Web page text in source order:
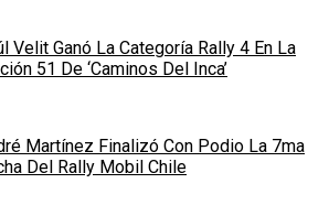
Velit Ganó La Categoría Rally 4 En La
51 De ‘Caminos Del Inca’
Martínez Finalizó Con Podio La 7ma
Del Rally Mobil Chile